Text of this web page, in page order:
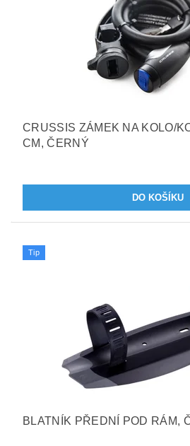
CRUSSIS ZÁMEK NA KOLO/
CM, ČERNÝ
Tip
BLATNÍK PŘEDNÍ POD RÁM,